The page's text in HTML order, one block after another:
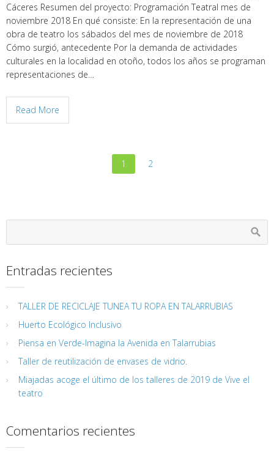
Cáceres Resumen del proyecto: Programación Teatral mes de
noviembre 2018 En qué consiste: En la representación de una
obra de teatro los sábados del mes de noviembre de 2018
Cómo surgió, antecedente Por la demanda de actividades
culturales en la localidad en otoño, todos los años se programan
representaciones de…
Read More
1 2
Entradas recientes
TALLER DE RECICLAJE TUNEA TU ROPA EN TALARRUBIAS
Huerto Ecológico Inclusivo
Piensa en Verde-Imagina la Avenida en Talarrubias
Taller de reutilización de envases de vidrio.
Miajadas acoge el último de los talleres de 2019 de Vive el
teatro
Comentarios recientes